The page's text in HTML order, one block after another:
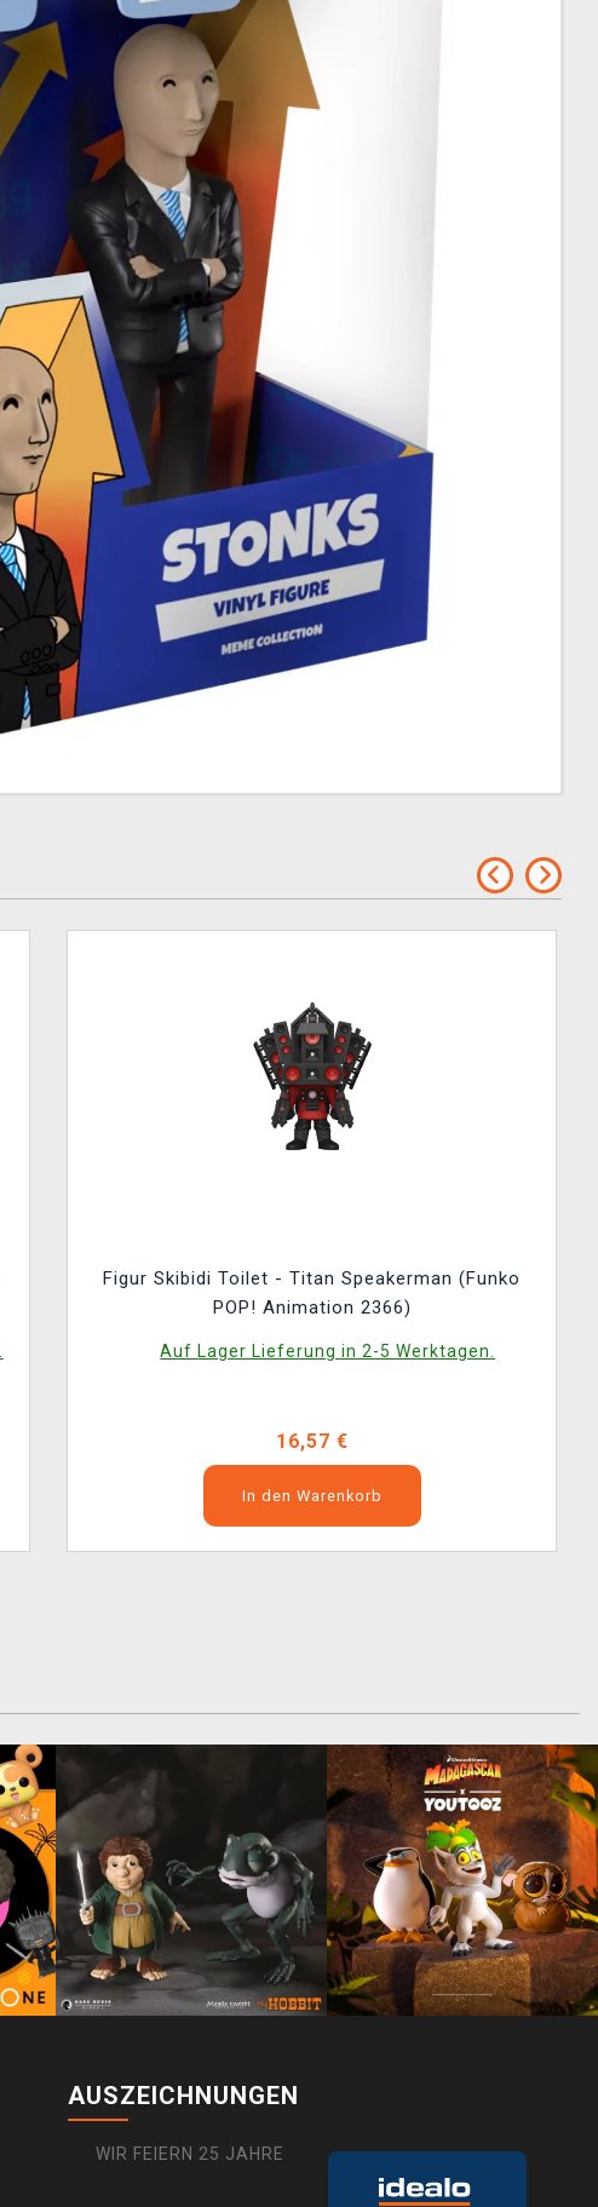
Figur Skibidi Toilet - Titan Speakerman (Funko
POP! Animation 2366)
Auf Lager Lieferung in 2-5 Werktagen.
16,57 €
In den Warenkorb
AUSZEICHNUNGEN
WIR FEIERN 25 JAHRE